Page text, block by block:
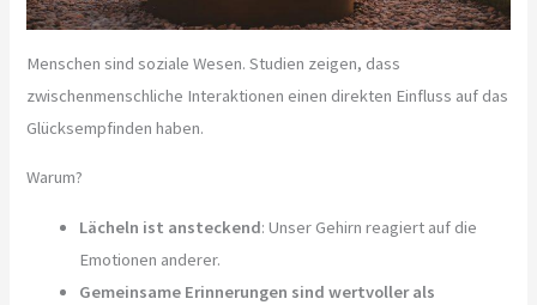
Menschen sind soziale Wesen. Studien zeigen, dass
zwischenmenschliche Interaktionen einen direkten Einfluss auf das
Glücksempfinden haben.
Warum?
Lächeln ist ansteckend: Unser Gehirn reagiert auf die
Emotionen anderer.
Gemeinsame Erinnerungen sind wertvoller als